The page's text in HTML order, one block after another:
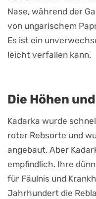
Nase, während der
von ungarischem
Es ist ein
leicht verfallen kann.
Die Höhen
Kadarka wurde
roter Rebsorte und
angebaut. Aber
empfindlich. Ihre
für Fäulnis und
Jahrhundert die